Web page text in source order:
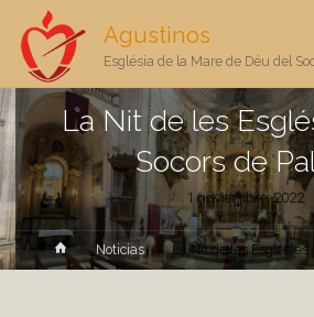
Agustinos
Església de la Mare de Déu del
La Nit de les
Socors de
1 noviembre, 2022
InicioNoticias La Nit de les Esglésies